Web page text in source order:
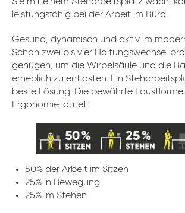
leistungsfähig bei der Arbeit im Büro.
Gesund, dynamisch und aktiv im
Schon zwei bis vier Haltungswechsel
genügen, um die Wirbelsäule und die
erheblich zu entlasten. Ein
beste Lösung. Die bewährte
Ergonomie lautet:
50% der Arbeit im Sitzen
25% in Bewegung
25% im Stehen